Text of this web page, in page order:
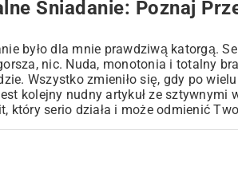
Śniadanie: Poznaj
było dla mnie prawdziwą katorgą.
nic. Nuda, monotonia i totalny
Wszystko zmieniło się, gdy po
kolejny nudny artykuł ze
który serio działa i może odmienić